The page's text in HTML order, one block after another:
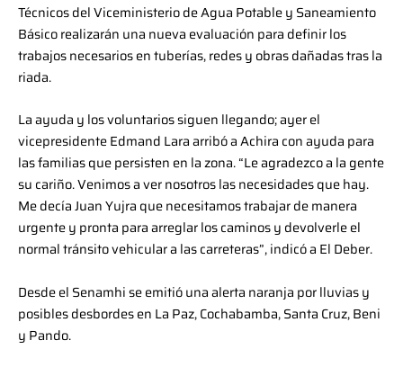
Técnicos del Viceministerio de Agua Potable y Saneamiento
Básico realizarán una nueva evaluación para definir los
trabajos necesarios en tuberías, redes y obras dañadas tras la
riada.
La ayuda y los voluntarios siguen llegando; ayer el
vicepresidente Edmand Lara arribó a Achira con ayuda para
las familias que persisten en la zona. “Le agradezco a la gente
su cariño. Venimos a ver nosotros las necesidades que hay.
Me decía Juan Yujra que necesitamos trabajar de manera
urgente y pronta para arreglar los caminos y devolverle el
normal tránsito vehicular a las carreteras”, indicó a El Deber.
Desde el Senamhi se emitió una alerta naranja por lluvias y
posibles desbordes en La Paz, Cochabamba, Santa Cruz, Beni
y Pando.